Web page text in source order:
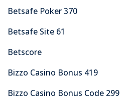
Betsafe Poker 370
Betsafe Site 61
Betscore
Bizzo Casino Bonus 419
Bizzo Casino Bonus Code 299